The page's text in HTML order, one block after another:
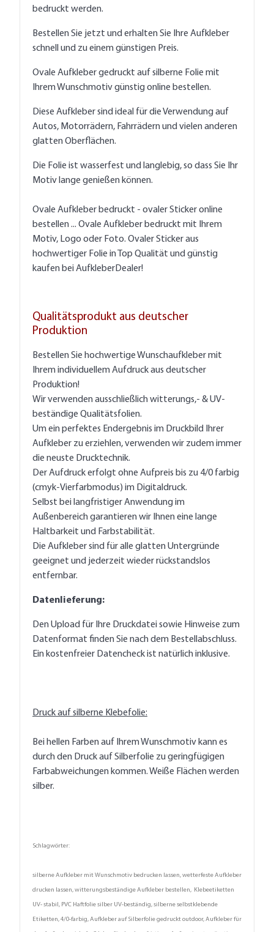
bedruckt werden.
Bestellen Sie jetzt und erhalten Sie Ihre Aufkleber
schnell und zu einem günstigen Preis.
Ovale Aufkleber gedruckt auf silberne Folie mit
Ihrem Wunschmotiv günstig online bestellen.
Diese Aufkleber sind ideal für die Verwendung auf
Autos, Motorrädern, Fahrrädern und vielen anderen
glatten Oberflächen.
Die Folie ist wasserfest und langlebig, so dass Sie Ihr
Motiv lange genießen können.
Ovale Aufkleber bedruckt - ovaler Sticker online
bestellen ... Ovale Aufkleber bedruckt mit Ihrem
Motiv, Logo oder Foto. Ovaler Sticker aus
hochwertiger Folie in Top Qualität und günstig
kaufen bei AufkleberDealer!
Qualitätsprodukt aus deutscher
Produktion
Bestellen Sie hochwertige Wunschaufkleber mit
Ihrem individuellem Aufdruck aus deutscher
Produktion!
Wir verwenden ausschließlich witterungs,- & UV-
beständige Qualitätsfolien.
Um ein perfektes Endergebnis im Druckbild Ihrer
Aufkleber zu erziehlen, verwenden wir zudem immer
die neuste Drucktechnik.
Der Aufdruck erfolgt ohne Aufpreis bis zu 4/0 farbig
(cmyk-Vierfarbmodus) im Digitaldruck.
Selbst bei langfristiger Anwendung im
Außenbereich garantieren wir Ihnen eine lange
Haltbarkeit und Farbstabilität.
Die Aufkleber sind für alle glatten Untergründe
geeignet und jederzeit wieder rückstandslos
entfernbar.
Datenlieferung:
Den Upload für Ihre Druckdatei sowie Hinweise zum
Datenformat finden Sie nach dem Bestellabschluss.
Ein kostenfreier Datencheck ist natürlich inklusive.
Druck auf silberne Klebefolie:
Bei hellen Farben auf Ihrem Wunschmotiv kann es
durch den Druck auf Silberfolie zu geringfügigen
Farbabweichungen kommen. Weiße Flächen werden
silber.
Schlagwörter:
silberne Aufkleber mit Wunschmotiv bedrucken lassen, wetterfeste Aufkleber
drucken lassen, witterungsbeständige Aufkleber bestellen, Klebeetiketten
UV- stabil, PVC Haftfolie silber UV-beständig, silberne selbstklebende
Etiketten, 4/0-farbig, Aufkleber auf Silberfolie gedruckt outdoor, Aufkleber für